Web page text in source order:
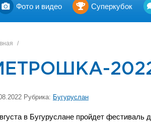
Фото и видео Суперкубок
/
2022
Рубрика: Бугуруслан
в Бугуруслане пройдет